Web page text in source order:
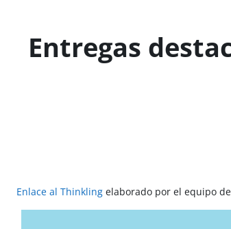
Entregas
Enlace al Thinkling elaborado por el equipo